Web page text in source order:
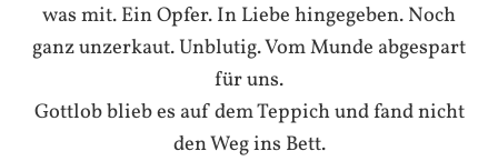
was mit. Ein Opfer. In Liebe hingegeben. Noch
ganz unzerkaut. Unblutig. Vom Munde abgespart
für uns.
Gottlob blieb es auf dem Teppich und fand nicht
den Weg ins Bett.